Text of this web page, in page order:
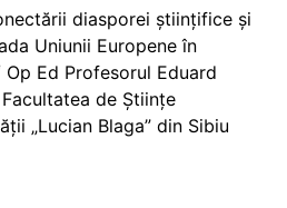
diasporei științifice și
Uniunii Europene în
Ed Profesorul Eduard
de Științe
„Lucian Blaga” din Sibiu